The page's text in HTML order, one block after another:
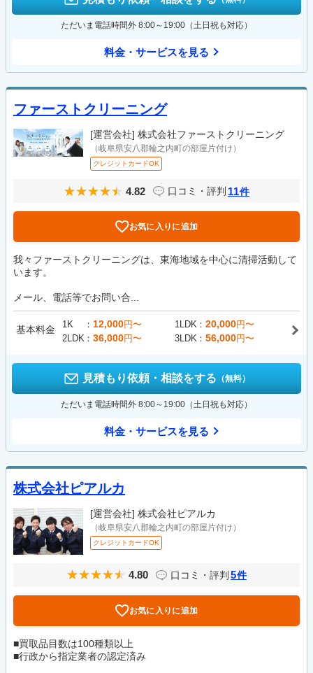
ただいま電話時間外 8:00～19:00（土日祝も対応）
料金・サービスを見る
ファーストクリーニング
[運営会社] 株式会社ファーストクリーニング
（岐阜県安八郡輪之内町の部屋片付け）
クレジットカードOK
4.82 口コミ・評判 11件
お気に入りに追加
我々ファーストクリーニングは、東海地域を中心に清掃活動して
います。
メール、電話等でお問い合...
基本料金 1K 12,000円〜 1LDK 20,000円〜
2LDK
36,000円〜 3LDK 56,000円〜
見積もり依頼・相談をする （無料）
ただいま電話時間外 8:00～19:00（土日祝も対応）
料金・サービスを見る
株式会社ピアルカ
[運営会社] 株式会社ピアルカ
（岐阜県安八郡輪之内町の部屋片付け）
クレジットカードOK
4.80 口コミ・評判 5件
お気に入りに追加
■買取品目数は100種類以上
■行政から指定業者の認定済み